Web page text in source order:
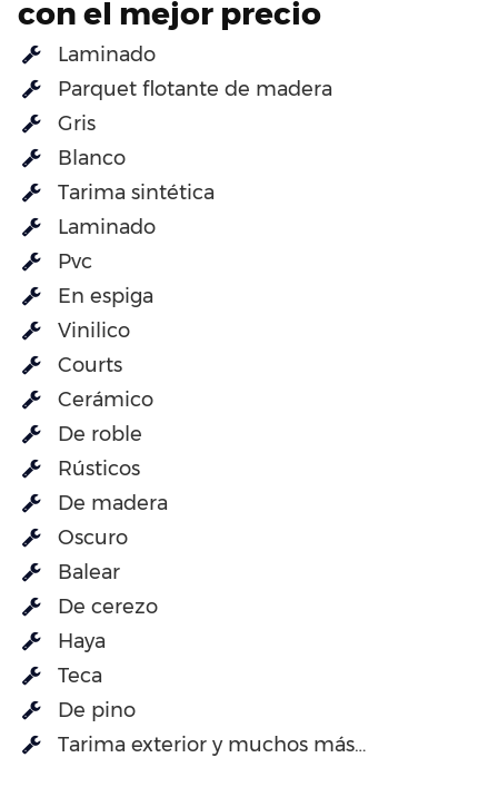
con el mejor precio
Laminado
Parquet flotante de madera
Gris
Blanco
Tarima sintética
Laminado
Pvc
En espiga
Vinilico
Courts
Cerámico
De roble
Rústicos
De madera
Oscuro
Balear
De cerezo
Haya
Teca
De pino
Tarima exterior y muchos más…